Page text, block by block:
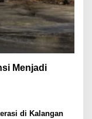
Menjadi
di Kalangan